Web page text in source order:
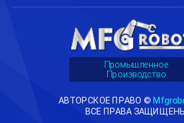
Промышленное
Производство
АВТОРСКОЕ ПРАВО ©
ВСЕ ПРАВА